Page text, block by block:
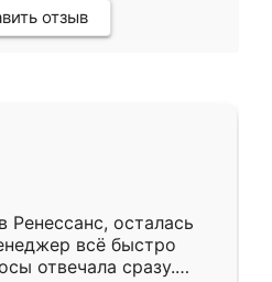
отзыв
Ренессанс, осталась
всё быстро
отвечала сразу.